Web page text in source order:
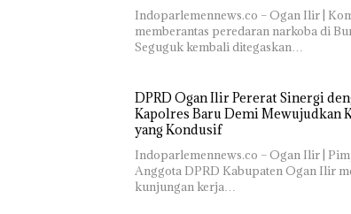
Indoparlemennews.co – Ogan Ilir |
memberantas peredaran narkoba di
Seguguk kembali ditegaskan…
DPRD Ogan Ilir Pererat Sinergi
Kapolres Baru Demi Mewujudkan
yang Kondusif
Indoparlemennews.co – Ogan Ilir |
Anggota DPRD Kabupaten Ogan Ilir
kunjungan kerja…